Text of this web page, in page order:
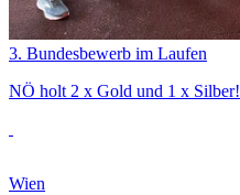
3. Bundesbewerb im Laufen
NÖ holt 2 x Gold und 1 x Silber!
Wien